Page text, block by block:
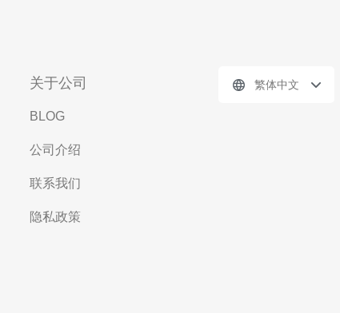
关于公司
BLOG
公司介绍
联系我们
隐私政策
繁体中文